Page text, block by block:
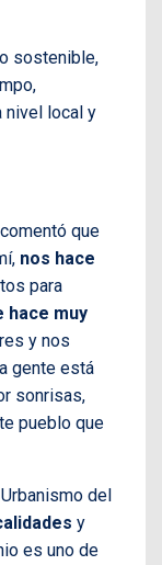
sostenible,
nivel local y
que
nos hace
para
hace muy
y nos
gente está
sonrisas,
pueblo que
del
y
es uno de